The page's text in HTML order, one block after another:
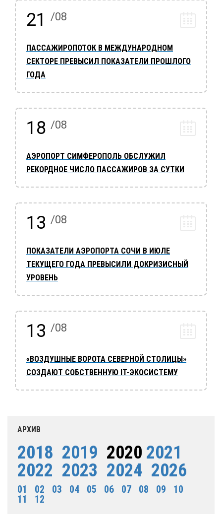
21 /08
ПАССАЖИРОПОТОК В МЕЖДУНАРОДНОМ
СЕКТОРЕ ПРЕВЫСИЛ ПОКАЗАТЕЛИ ПРОШЛОГО
ГОДА
18 /08
АЭРОПОРТ СИМФЕРОПОЛЬ ОБСЛУЖИЛ
РЕКОРДНОЕ ЧИСЛО ПАССАЖИРОВ ЗА СУТКИ
13 /08
ПОКАЗАТЕЛИ АЭРОПОРТА СОЧИ В ИЮЛЕ
ТЕКУЩЕГО ГОДА ПРЕВЫСИЛИ ДОКРИЗИСНЫЙ
УРОВЕНЬ
13 /08
«ВОЗДУШНЫЕ ВОРОТА СЕВЕРНОЙ СТОЛИЦЫ»
СОЗДАЮТ СОБСТВЕННУЮ IT-ЭКОСИСТЕМУ
АРХИВ
2018 2019 2020 2021
2022 2023 2024 2026
01 02 03 04 05 06 07 08 09
10
11
12